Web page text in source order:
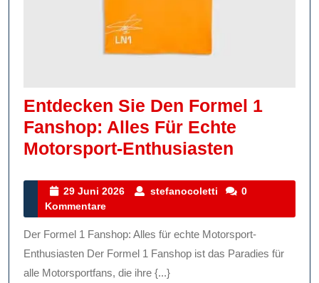
Entdecken Sie Den Formel 1
Fanshop: Alles Für Echte
Motorsport-Enthusiasten
Den
1
Fanshop:
29 Juni 2026
29
2026
stefanocoletti stefanocoletti
0
Kommentare
Der Formel 1 Fanshop: Alles für echte Motorsport-
Enthusiasten Der Formel 1 Fanshop ist das Paradies für
alle Motorsportfans, die ihre {...}